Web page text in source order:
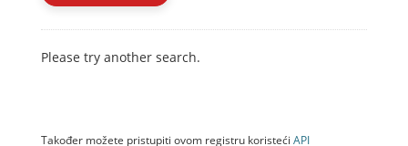
Please try another search.
Također možete pristupiti ovom registru koristeći API